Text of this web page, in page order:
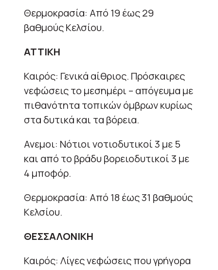
Θερμοκρασία: Από 19 έως 29
βαθμούς Κελσίου.
ΑΤΤΙΚΗ
Καιρός: Γενικά αίθριος. Πρόσκαιρες
νεφώσεις το μεσημέρι – απόγευμα με
πιθανότητα τοπικών όμβρων κυρίως
στα δυτικά και τα βόρεια.
Ανεμοι: Νότιοι νοτιοδυτικοί 3 με 5
και από το βράδυ βορειοδυτικοί 3 με
4 μποφόρ.
Θερμοκρασία: Από 18 έως 31 βαθμούς
Κελσίου.
ΘΕΣΣΑΛΟΝΙΚΗ
Καιρός: Λίγες νεφώσεις που γρήγορα